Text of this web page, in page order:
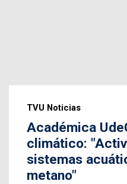
TVU Noticias
Académica
climático:
sistemas
metano"